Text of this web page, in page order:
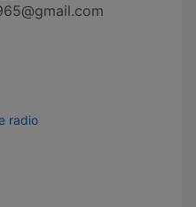
radio